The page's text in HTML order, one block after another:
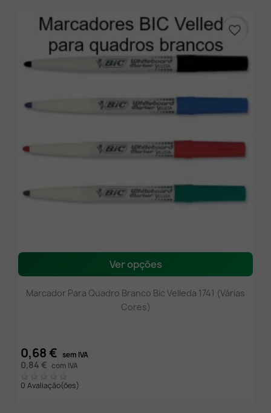
Ver opções
Marcador Para Quadro Branco Bic Velleda 1741 (Várias
Cores)
0,68 € sem IVA
0,84 € com IVA
0 Avaliação(ões)
favorite_border